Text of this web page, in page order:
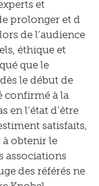
et
prolonger et d
de l’audience
éthique et
que le
le début de
confirmé à la
en l’état d’être
satisfaits,
obtenir le
associations
des référés ne